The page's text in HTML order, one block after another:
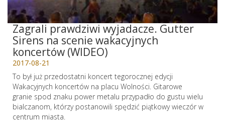
Zagrali prawdziwi wyjadacze. Gutter
Sirens na scenie wakacyjnych
koncertów (WIDEO)
2017-08-21
To był już przedostatni koncert tegorocznej edycji
Wakacyjnych koncertów na placu Wolności. Gitarowe
granie spod znaku power metalu przypadło do gustu wielu
bialczanom, którzy postanowili spędzić piątkowy wieczór w
centrum miasta.